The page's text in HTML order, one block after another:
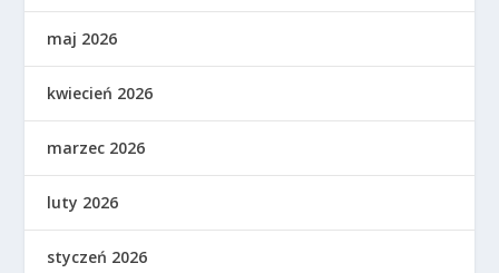
maj 2026
kwiecień 2026
marzec 2026
luty 2026
styczeń 2026